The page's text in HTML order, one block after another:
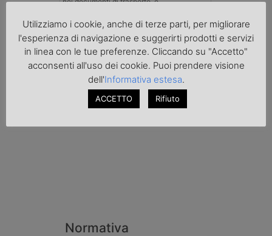
contrabbando di prodotti petroliferi il
conducente ungherese del mezzo, fermato
al valico di Tarvisio.
Transpotalk
Normativa
Utilizziamo i cookie, anche di terze parti, per migliorare
l'esperienza di navigazione e suggerirti prodotti e servizi
in linea con le tue preferenze. Cliccando su "Accetto"
acconsenti all'uso dei cookie. Puoi prendere visione
dell'Informativa estesa.
ACCETTO Rifiuto